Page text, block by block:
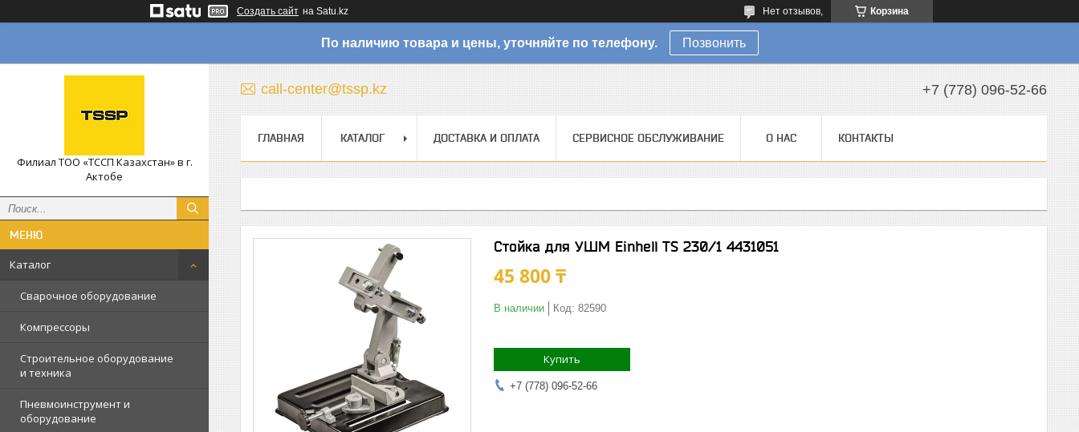
Создать сайт на Satu.kz Корзина
Нет отзывов,
По наличию товара и цены, уточняйте по телефону. Позвонить
Филиал ТОО «ТССП Казахстан» в г.
Актобе
Каталог
Сварочное оборудование
Компрессоры
Строительное оборудование
и техника
Пневмоинструмент и
оборудование
call-center@tssp.kz +7 (778) 096-52-66
ГЛАВНАЯ КАТАЛОГ ДОСТАВКА И ОПЛАТА СЕРВИСНОЕ ОБСЛУЖИВАНИЕ О НАС КОНТАКТЫ
Стойка для УШМ Einhell TS 230/1 4431051
45 800 ₸
В наличии Код: 82590
Купить
+7 (778) 096-52-66